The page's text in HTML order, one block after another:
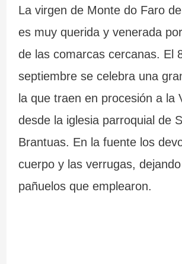
La virgen de Monte do Faro
es muy querida y venerada
de las comarcas cercanas. El
septiembre se celebra una
la que traen en procesión a la
desde la iglesia parroquial de
Brantuas. En la fuente los
cuerpo y las verrugas,
pañuelos que emplearon.